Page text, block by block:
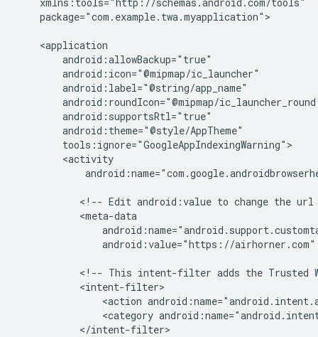
package="com.example.twa.myapplication">
<!-- Edit android:value to change the url
android:value="https://airhorner.com"
<!-- This intent-filter adds the Trusted
<action
<category
</intent-filter>